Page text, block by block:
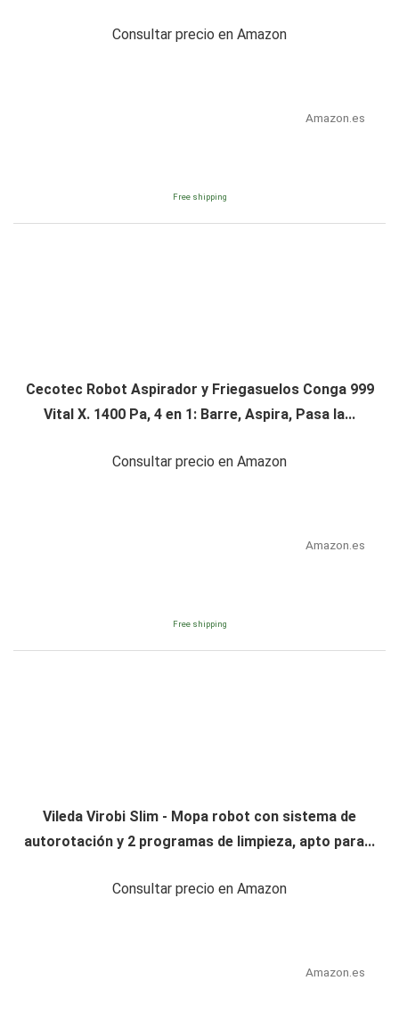
Consultar precio en Amazon
Amazon.es
Free shipping
Cecotec Robot Aspirador y Friegasuelos Conga 999
Vital X. 1400 Pa, 4 en 1: Barre, Aspira, Pasa la...
Consultar precio en Amazon
Amazon.es
Free shipping
Vileda Virobi Slim - Mopa robot con sistema de
autorotación y 2 programas de limpieza, apto para...
Consultar precio en Amazon
Amazon.es